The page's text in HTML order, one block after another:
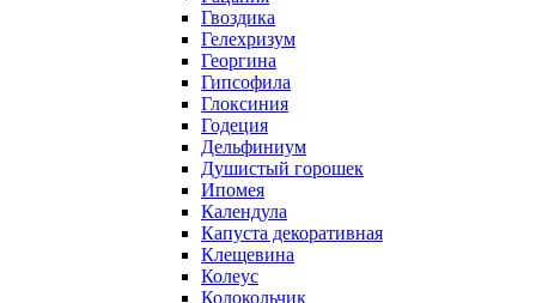
Гвоздика
Гелехризум
Георгина
Гипсофила
Глоксиния
Годеция
Дельфиниум
Душистый горошек
Ипомея
Календула
Капуста декоративная
Клещевина
Колеус
Колокольчик